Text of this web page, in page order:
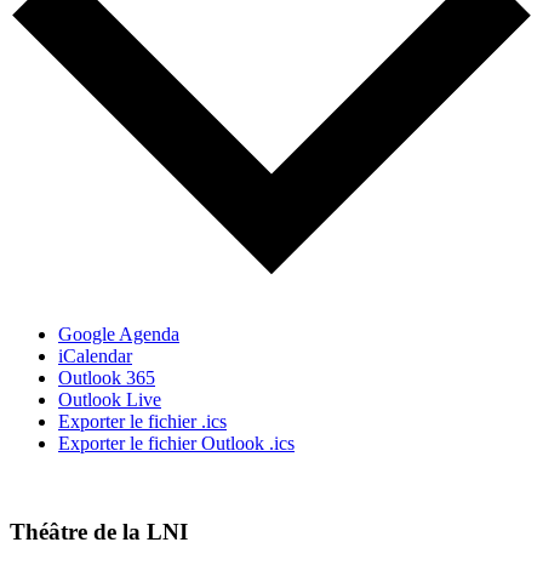
Google Agenda
iCalendar
Outlook 365
Outlook Live
Exporter le fichier .ics
Exporter le fichier Outlook .ics
Théâtre de la LNI